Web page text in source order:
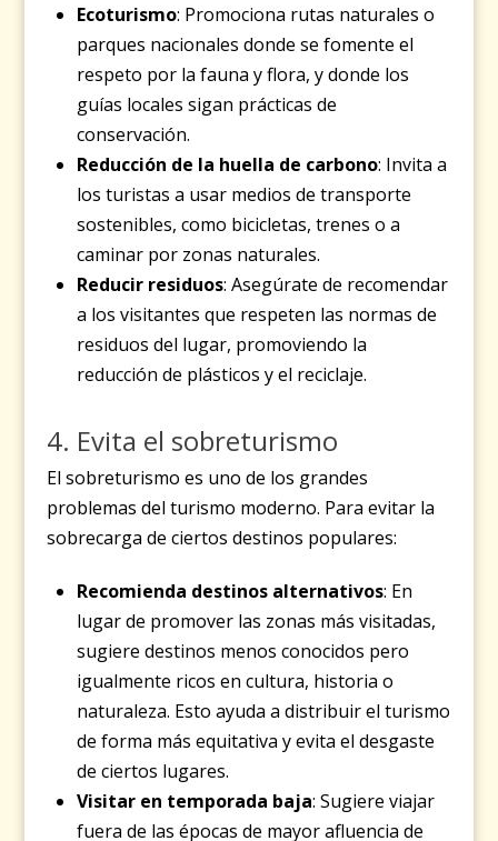
Ecoturismo: Promociona rutas naturales o
parques nacionales donde se fomente el
respeto por la fauna y flora, y donde los
guías locales sigan prácticas de
conservación.
Reducción de la huella de carbono: Invita a
los turistas a usar medios de transporte
sostenibles, como bicicletas, trenes o a
caminar por zonas naturales.
Reducir residuos: Asegúrate de recomendar
a los visitantes que respeten las normas de
residuos del lugar, promoviendo la
reducción de plásticos y el reciclaje.
4. Evita el sobreturismo
El sobreturismo es uno de los grandes
problemas del turismo moderno. Para evitar la
sobrecarga de ciertos destinos populares:
Recomienda destinos alternativos: En
lugar de promover las zonas más visitadas,
sugiere destinos menos conocidos pero
igualmente ricos en cultura, historia o
naturaleza. Esto ayuda a distribuir el turismo
de forma más equitativa y evita el desgaste
de ciertos lugares.
Visitar en temporada baja: Sugiere viajar
fuera de las épocas de mayor afluencia de